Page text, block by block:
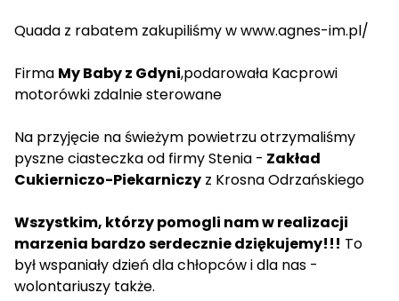
Quada z rabatem zakupiliśmy wwww.agnes-im.pl/
Firma My Baby z Gdyni,podarowała Kacprowi
motorówki zdalnie sterowane
Na przyjęcie na świeżym powietrzu otrzymaliśmy
pyszne ciasteczka od firmy Stenia - Zakład
Cukierniczo-Piekarniczy z Krosna Odrzańskiego
Wszystkim, którzy pomogli nam w realizacji
marzenia bardzo serdecznie dziękujemy!!! To
był wspaniały dzień dla chłopców i dla nas -
wolontariuszy także.